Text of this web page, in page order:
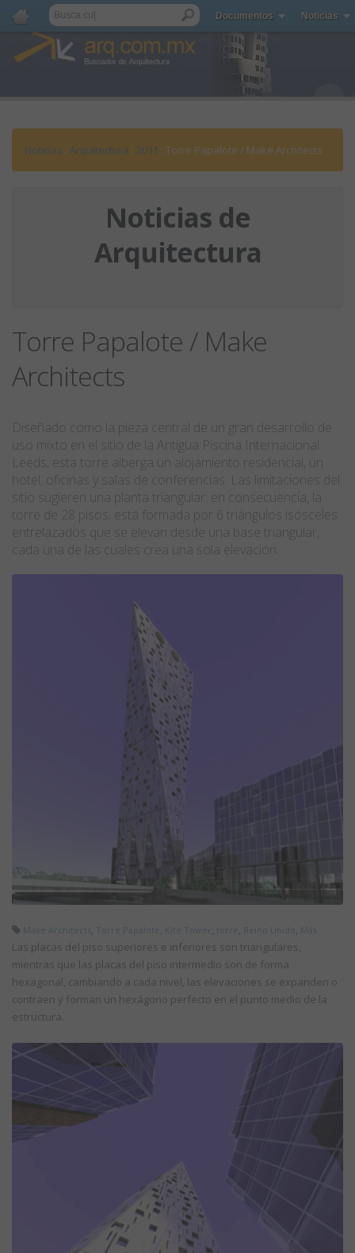
Documentos Noticias
Noticias : Arquitectura : 2011 : Torre Papalote / Make Architects
Noticias de
Arquitectura
Torre Papalote / Make
Architects
Diseñado como la pieza central de un gran desarrollo de
uso mixto en el sitio de la Antigua Piscina Internacional
Leeds, esta torre alberga un alojamiento residencial, un
hotel, oficinas y salas de conferencias. Las limitaciones del
sitio sugieren una planta triangular: en consecuencia, la
torre de 28 pisos, está formada por 6 triángulos isósceles
entrelazados que se elevan desde una base triangular,
cada una de las cuales crea una sola elevación.
Make Architects, Torre Papalote, Kite Tower , torre, Reino Unido, Más...
Las placas del piso superiores e inferiores son triangulares,
mientras que las placas del piso intermedio son de forma
hexagonal, cambiando a cada nivel, las elevaciones se expanden o
contraen y forman un hexágono perfecto en el punto medio de la
estructura.